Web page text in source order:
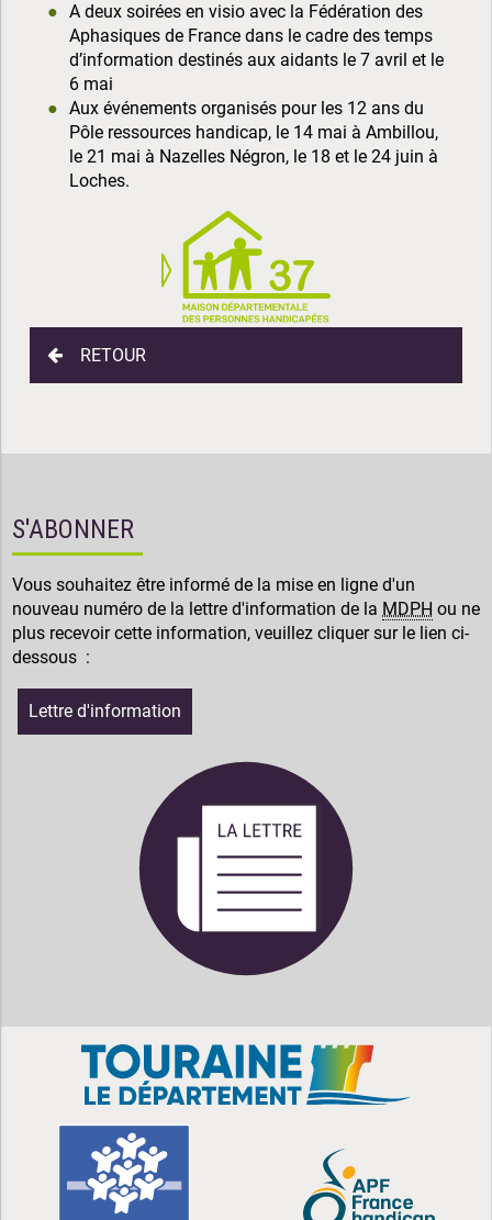
A deux soirées en visio avec la Fédération des
Aphasiques de France dans le cadre des temps
d’information destinés aux aidants le 7 avril et le
6 mai
Aux événements organisés pour les 12 ans du
Pôle ressources handicap, le 14 mai à Ambillou,
le 21 mai à Nazelles Négron, le 18 et le 24 juin à
Loches.
RETOUR
S'ABONNER
Vous souhaitez être informé de la mise en ligne d'un
nouveau numéro de la lettre d'information de la MDPH ou ne
plus recevoir cette information, veuillez cliquer sur le lien ci-
dessous :
Lettre d'information